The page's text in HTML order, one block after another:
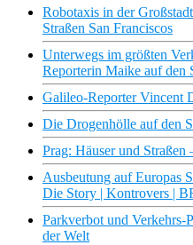
Robotaxis in der
Straßen San Franciscos
Unterwegs im größten
Reporterin Maike auf den
Galileo-Reporter Vincent
Die Drogenhölle auf den
Prag: Häuser und Straßen
Ausbeutung auf Europas
Die Story | Kontrovers |
Parkverbot und Verkehrs-
der Welt